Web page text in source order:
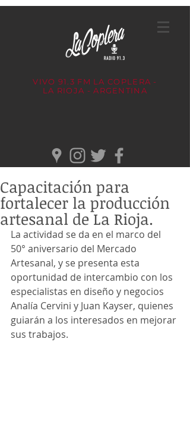
VIVO 91.3 FM LA COPLERA -
LA RIOJA - ARGENTINA
Capacitación para
fortalecer la producción
artesanal de La Rioja.
La actividad se da en el marco del
50° aniversario del Mercado
Artesanal, y se presenta esta
oportunidad de intercambio con los
especialistas en diseño y negocios
Analía Cervini y Juan Kayser, quienes
guiarán a los interesados en mejorar
sus trabajos.